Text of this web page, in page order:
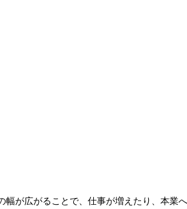
が広がることで、仕事が増えたり、本業